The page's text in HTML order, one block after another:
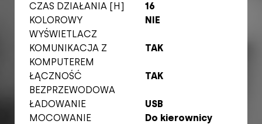
CZAS DZIAŁANIA [H]
16
KOLOROWY
WYŚWIETLACZ
NIE
KOMUNIKACJA Z
KOMPUTEREM
TAK
ŁĄCZNOŚĆ
BEZPRZEWODOWA
TAK
ŁADOWANIE
USB
MOCOWANIE
Do kierownicy